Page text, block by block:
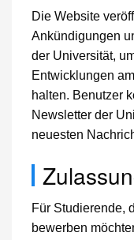
Die Website
Ankündigungen
der Universität,
Entwicklungen
halten. Benutzer
Newsletter der
neuesten
Für Studierende,
bewerben